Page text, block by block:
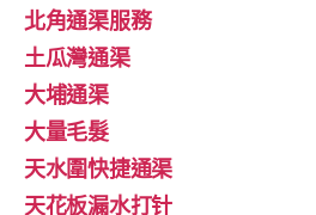
北角通渠服務
土瓜灣通渠
大埔通渠
大量毛髮
天水圍快捷通渠
天花板漏水打针